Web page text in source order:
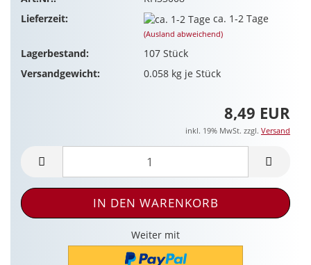
Lieferzeit:
ca. 1-2 Tage
(Ausland abweichend)
Lagerbestand: 107 Stück
Versandgewicht:
0.058kg je Stück
8,49 EUR
inkl. 19% MwSt. zzgl. Versand
Weiter mit